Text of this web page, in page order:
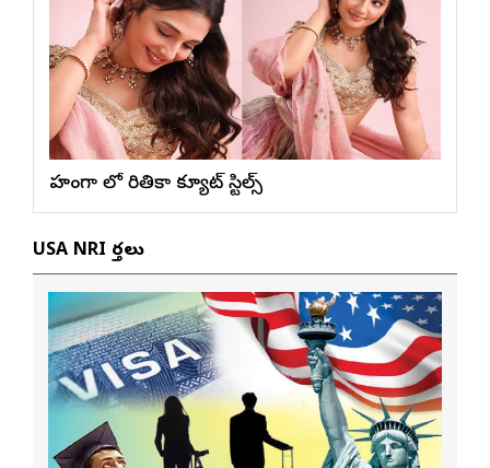
లెహంగా లో రితికా క్యూట్ స్టిల్స్
USA NRI వార్తలు